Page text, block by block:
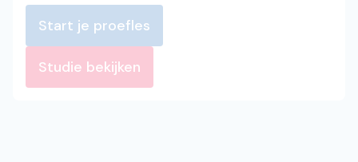
Start je proefles
Studie bekijken